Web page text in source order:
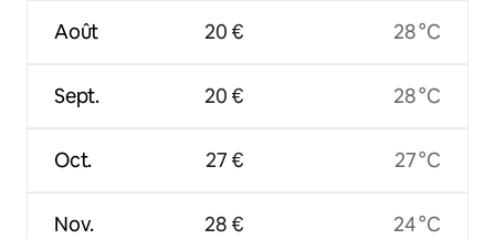
Août
Sept.
Oct.
Nov.
20 €
20 €
27 €
28 €
28 °C
28 °C
27 °C
24 °C